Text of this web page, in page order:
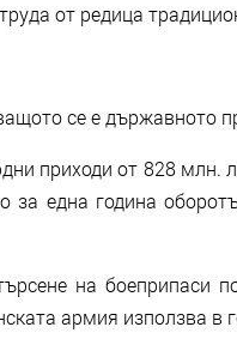
от редица
се е държавното
приходи от 828 млн.
за една година
на боеприпаси
армия използва в